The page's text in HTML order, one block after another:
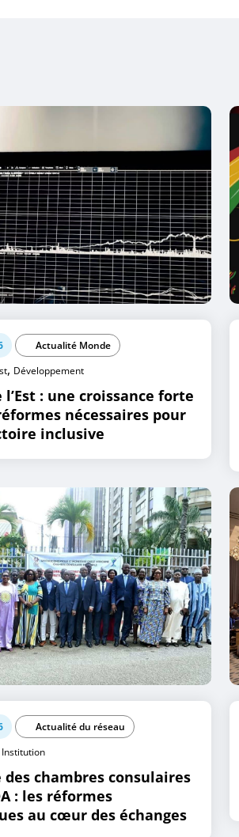
Actualité Monde
, Développement
: une croissance forte
nécessaires pour
inclusive
Actualité du réseau
Institution
chambres consulaires
: les réformes
au cœur des échanges